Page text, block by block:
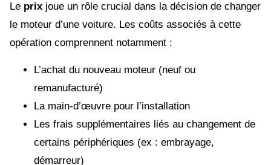
Le prix joue un rôle crucial dans la décision de changer
le moteur d’une voiture. Les coûts associés à cette
opération comprennent notamment :
L’achat du nouveau moteur (neuf ou
remanufacturé)
La main-d’œuvre pour l’installation
Les frais supplémentaires liés au changement de
certains périphériques (ex : embrayage,
démarreur)